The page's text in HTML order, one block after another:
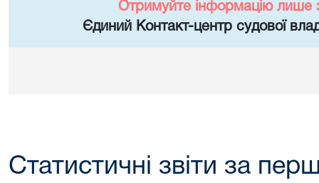
Отримуйте інформацію лише
Єдиний Контакт-центр судової
Статистичні звіти за